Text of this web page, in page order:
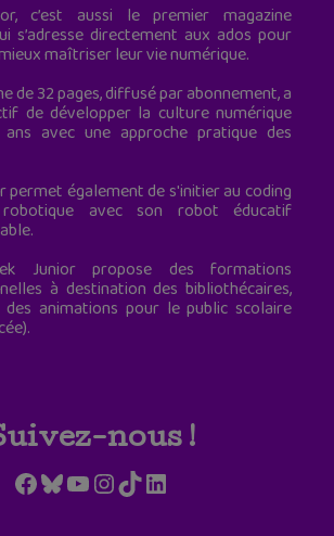
c’est aussi le premier magazine
s’adresse directement aux ados pour
maîtriser leur vie numérique.
de 32 pages, diffusé par abonnement, a
de développer la culture numérique
avec une approche pratique des
permet également de s'initier au coding
avec son robot éducatif
Junior propose des formations
à destination des bibliothécaires,
des animations pour le public scolaire
nous !
Facebook
Bluesky
YouTube
Instagram
TikTokLinkedIn